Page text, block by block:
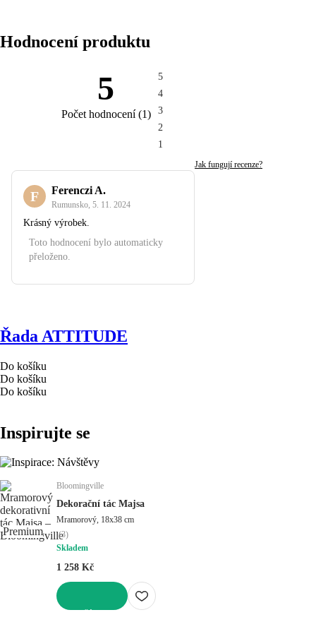
Hodnocení produktu
5
Počet hodnocení(1)
5
4
3
2
1
Jak fungují recenze?
F Ferenczi A.
Rumunsko 5. 11. 2024
Krásný výrobek.
Toto hodnocení bylo automaticky
přeloženo.
Řada ATTITUDE
Do košíku
Do košíku
Do košíku
Inspirujte se
Premium
Bloomingville
Dekorační tác Majsa
Mramorový, 18x38 cm
(3)
Skladem
1 258 Kč